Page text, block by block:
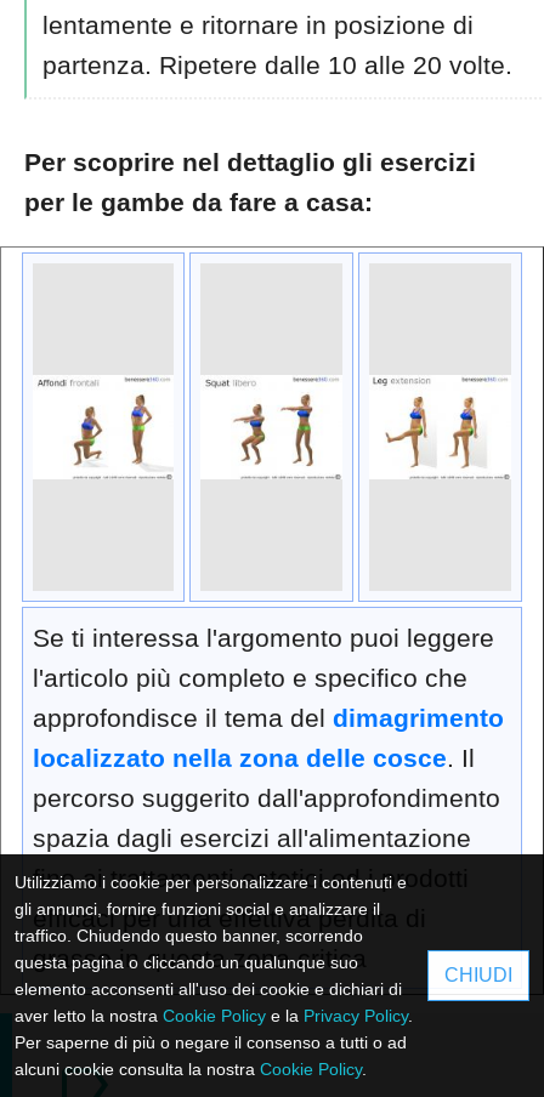
lentamente e ritornare in posizione di
partenza. Ripetere dalle 10 alle 20 volte.
Per scoprire nel dettaglio gli esercizi
per le gambe da fare a casa:
Se ti interessa l'argomento puoi leggere
l'articolo più completo e specifico che
approfondisce il tema deldimagrimento
localizzato nella zona delle cosce. Il
percorso suggerito dall'approfondimento
spazia dagli esercizi all'alimentazione
fino ai trattamenti estetici ed i prodotti
efficaci per una effettiva perdita di
grasso in questa zona critica
Utilizziamo i cookie per personalizzare i contenuti e
gli annunci, fornire funzioni social e analizzare il
traffico. Chiudendo questo banner, scorrendo
questa pagina o cliccando un qualunque suo
elemento acconsenti all'uso dei cookie e dichiari di
aver letto la nostra Cookie Policy e la Privacy Policy.
Per saperne di più o negare il consenso a tutti o ad
alcuni cookie consulta la nostra Cookie Policy.
CHIUDI